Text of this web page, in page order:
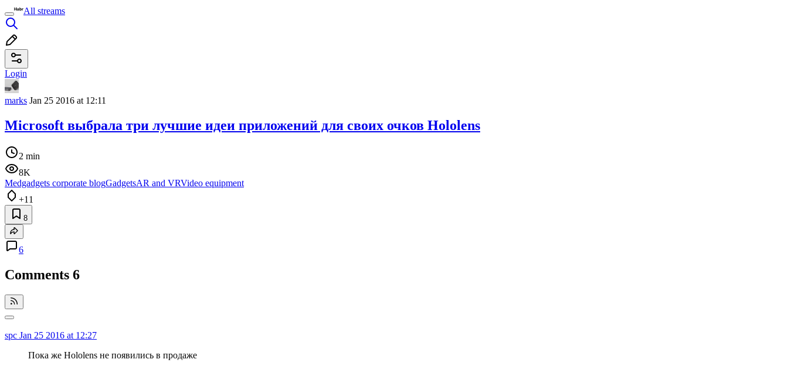
All streams
Login
marks Jan 25 2016 at 12:11
Microsoft выбрала три лучшие идеи приложений для своих очков Hololens
2 min
8K
Medgadgets corporate blogGadgetsAR and VRVideo equipment
+11
8
6
Comments 6
spc Jan 25 2016 at 12:27
Пока же Hololens не появились в продаже